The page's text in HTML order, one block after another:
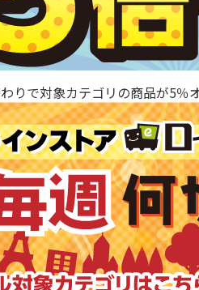
りで対象カテゴリの商品が5％